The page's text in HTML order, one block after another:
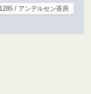
/ アンデルセン茶房